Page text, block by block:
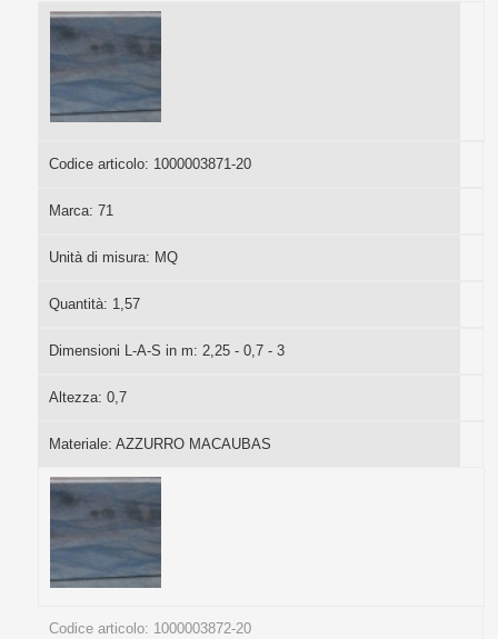
Codice articolo: 1000003871-20
Marca: 71
Unità di misura: MQ
Quantità: 1,57
Dimensioni L-A-S in m: 2,25 - 0,7 - 3
Altezza: 0,7
Materiale: AZZURRO MACAUBAS
Codice articolo: 1000003872-20